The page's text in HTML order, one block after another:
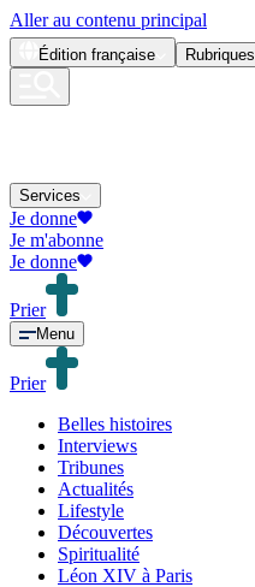
Aller au contenu principal
Édition française Rubriques
Services
Je donne
Je m'abonne
Je donne
Prier
Menu
Prier
Belles histoires
Interviews
Tribunes
Actualités
Lifestyle
Découvertes
Spiritualité
Léon XIV à Paris